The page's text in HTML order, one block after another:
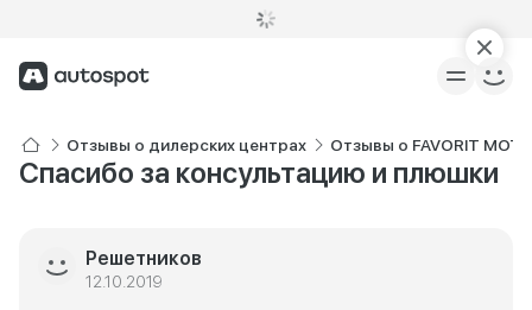
Отзывы о дилерских центрах Отзывы о FAVORIT
Спасибо за консультацию и плюшки
Решетников
12.10.2019